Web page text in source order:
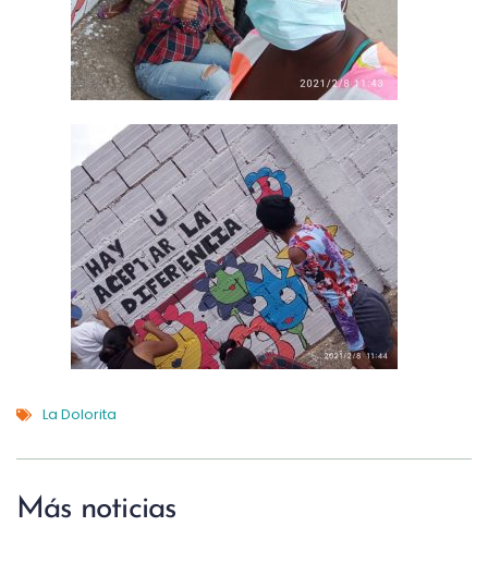
La Dolorita
Más noticias